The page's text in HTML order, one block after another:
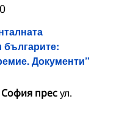
българите:
Документи”
пресул.